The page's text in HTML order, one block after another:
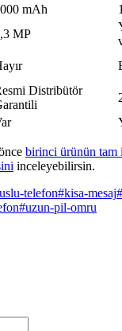
mAh
MP
Distribütör
birinci ürünün tam
inceleyebilirsin.
telefon#kisa-mesaj#
#uzun-pil-omru